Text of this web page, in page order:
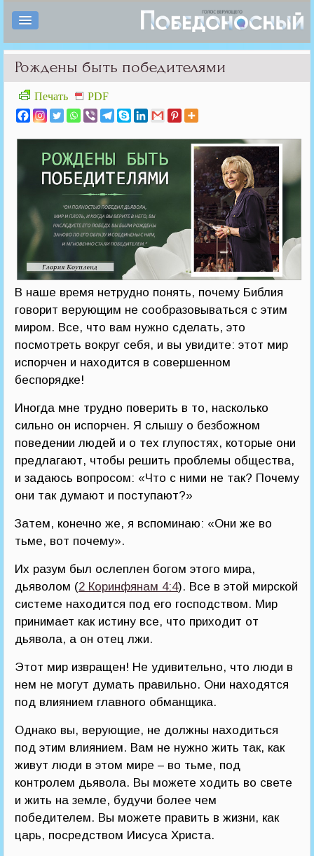
Рождены быть победителями
Печать PDF
В наше время нетрудно понять, почему Библия
говорит верующим не сообразовываться с этим
миром. Все, что вам нужно сделать, это
посмотреть вокруг себя, и вы увидите: этот мир
испорчен и находится в совершенном
беспорядке!
Иногда мне трудно поверить в то, насколько
сильно он испорчен. Я слышу о безбожном
поведении людей и о тех глупостях, которые они
предлагают, чтобы решить проблемы общества,
и задаюсь вопросом: «Что с ними не так? Почему
они так думают и поступают?»
Затем, конечно же, я вспоминаю: «Они же во
тьме, вот почему».
Их разум был ослеплен богом этого мира,
дьяволом (2 Коринфянам 4:4). Все в этой мирской
системе находится под его господством. Мир
принимает как истину все, что приходит от
дьявола, а он отец лжи.
Этот мир извращен! Не удивительно, что люди в
нем не могут думать правильно. Они находятся
под влиянием главного обманщика.
Однако вы, верующие, не должны находиться
под этим влиянием. Вам не нужно жить так, как
живут люди в этом мире – во тьме, под
контролем дьявола. Вы можете ходить во свете
и жить на земле, будучи более чем
победителем. Вы можете править в жизни, как
царь, посредством Иисуса Христа.